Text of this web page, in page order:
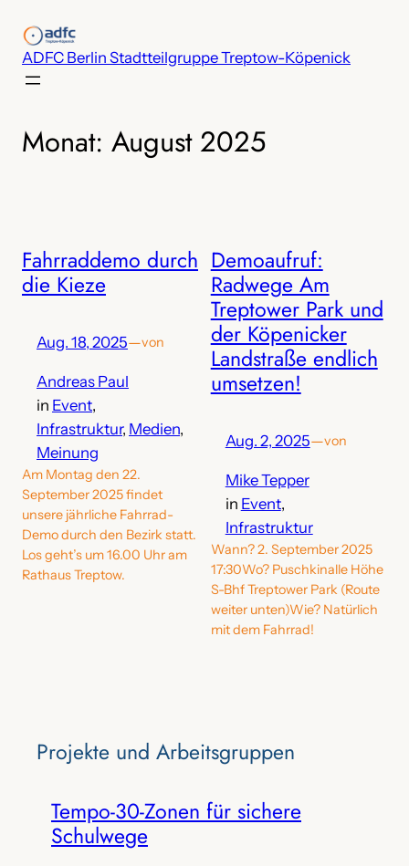
Inhalt
springen
ADFC Berlin Stadtteilgruppe Treptow-Köpenick
Projekte‌ und Arbeitsgruppen
Tempo-30-Zonen für sichere
Schulwege
Monat: August 2025
Fahrraddemo durch
die Kieze
Aug. 18, 2025—von
Andreas Paul
in Event
Infrastruktur, Medien
Meinung
Am Montag den 22.
September 2025 findet
unsere jährliche Fahrrad-
Demo durch den Bezirk statt.
Los geht’s um 16.00 Uhr am
Rathaus Treptow.
Demoaufruf:
Radwege Am
Treptower Park und
der Köpenicker
Landstraße endlich
umsetzen!
Aug. 2, 2025—von
Mike Tepper
in Event
Infrastruktur
Wann? 2. September 2025
17:30Wo? Puschkinalle Höhe
S-Bhf Treptower Park (Route
weiter unten)Wie? Natürlich
mit dem Fahrrad!